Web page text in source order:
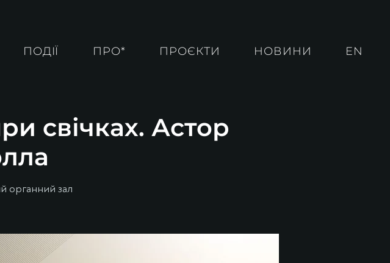
ПОДІЇ ПРО* ПРОЄКТИ НОВИНИ EN
свічках. Астор
органний зал